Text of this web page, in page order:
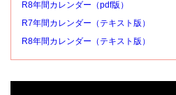
R8年間カレンダー（pdf版）
R7年間カレンダー（テキスト版）
R8年間カレンダー（テキスト版）